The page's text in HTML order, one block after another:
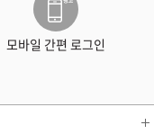
모바일 간편 로그인